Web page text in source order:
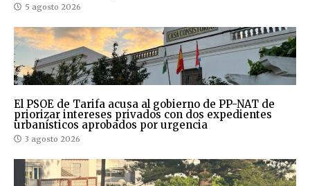
5 agosto 2026
El PSOE de Tarifa acusa al gobierno de PP-NAT de
priorizar intereses privados con dos expedientes
urbanísticos aprobados por urgencia
3 agosto 2026